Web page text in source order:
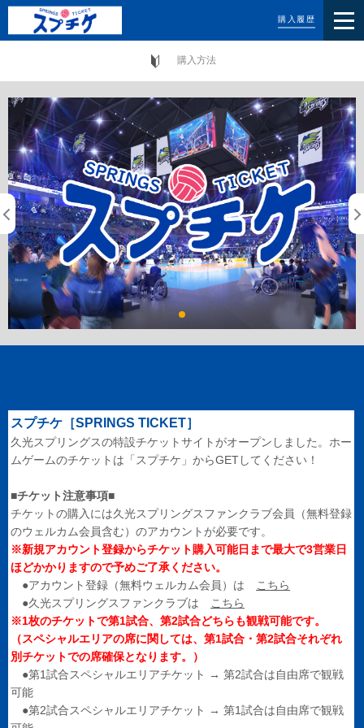
購入方法
購入履歴
スプチケ［SPRINGS TICKET］
久光スプリングスの特設チケットサイトがオープンしました。ホー
ムゲームのチケットは「スプチケ」からGETしてください！
■チケット注意事項■
チケットの購入には久光スプリングスファンクラブ会員（無料登録
のウェルカム会員含む）のアカウントが必要です。
※新規アカウント登録からチケット購入可能日まで最大で3営業日
ほどかかりますので予めご了承ください。
●アカウント登録（無料ウェルカム会員）は
こちら
●久光スプリングスファンクラブは
こちら
※1枚のチケットで第1試合、第2試合どちらも観戦可能です。
（スペシャルエリアの席に関しては、第1試合・第2試合それぞれ
別チケットでの席確保となります。）
●第1試合スペシャルエリアチケット → 第2試合は自由席で観戦
可能
●第2試合スペシャルエリアチケット → 第1試合は自由席で観戦